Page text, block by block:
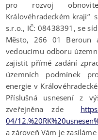
pro rozvoj
Královéhradeckém kraji“
s.r.o., IČ: 08438391, se
Město, 266 01 Beroun
vedoucímu odboru
zajistit přímé zadání
územních podmínek
energie v
Příslušná usnesení z
zveřejněna zde
04/
a zároveň Vám je